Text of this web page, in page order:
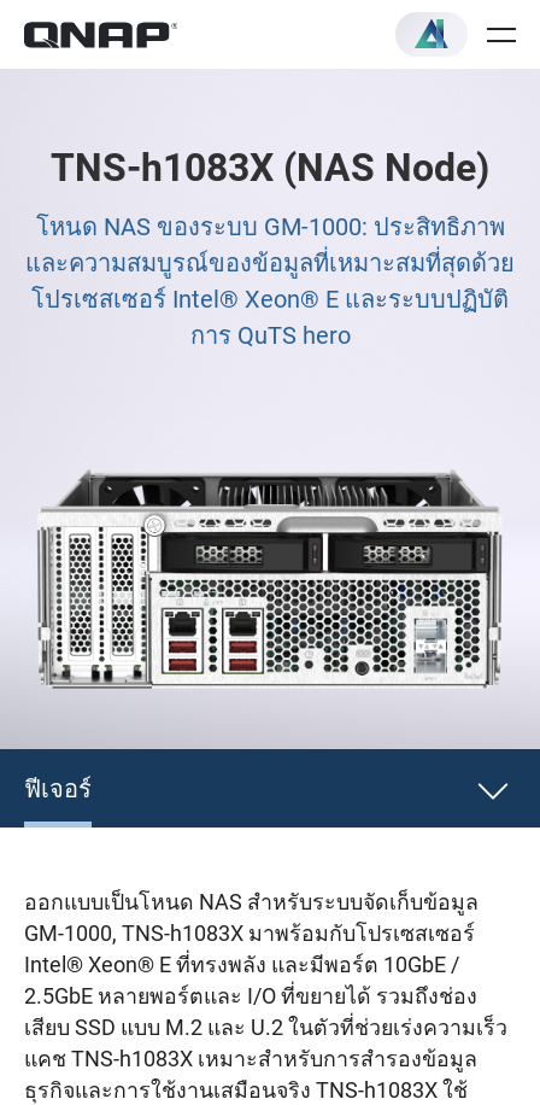
TNS-h1083X (NAS Node)
โหนด NAS ของระบบ GM-1000: ประสิทธิภาพ
และความสมบูรณ์ของข้อมูลที่เหมาะสมที่สุดด้วย
โปรเซสเซอร์ Intel® Xeon® E และระบบปฏิบัติ
การ QuTS hero
ฟีเจอร์
ออกแบบเป็นโหนด NAS สำหรับระบบจัดเก็บข้อมูล
GM-1000, TNS-h1083X มาพร้อมกับโปรเซสเซอร์
Intel® Xeon® E ที่ทรงพลัง และมีพอร์ต 10GbE /
2.5GbE หลายพอร์ตและ I/O ที่ขยายได้ รวมถึงช่อง
เสียบ SSD แบบ M.2 และ U.2 ในตัวที่ช่วยเร่งความเร็ว
แคช TNS-h1083X เหมาะสำหรับการสำรองข้อมูล
ธุรกิจและการใช้งานเสมือนจริง TNS-h1083X ใช้